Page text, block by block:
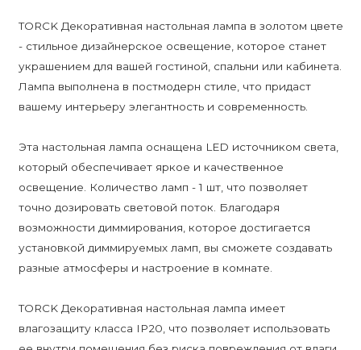
TORCK Декоративная настольная лампа в золотом цвете
- стильное дизайнерское освещение, которое станет
украшением для вашей гостиной, спальни или кабинета.
Лампа выполнена в постмодерн стиле, что придаст
вашему интерьеру элегантность и современность.
Эта настольная лампа оснащена LED источником света,
который обеспечивает яркое и качественное
освещение. Количество ламп - 1 шт, что позволяет
точно дозировать световой поток. Благодаря
возможности диммирования, которое достигается
установкой диммируемых ламп, вы сможете создавать
разные атмосферы и настроение в комнате.
TORCK Декоративная настольная лампа имеет
влагозащиту класса IP20, что позволяет использовать